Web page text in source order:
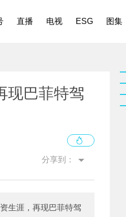
直播 电视 ESG 图集
现巴菲特驾
分享到：
生涯，再现巴菲特驾